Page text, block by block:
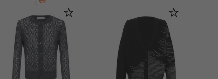
-30%